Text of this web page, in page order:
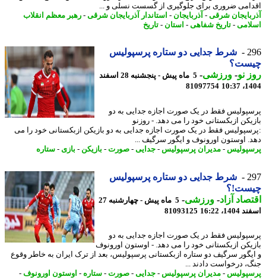
ضروری برای جلوگیری از گسست نسلی و ...
شرقی-آذربایجان-استاندار آذربایجان شرقی-رهبر معظم انقلاب
-تاریخ شفاهی-استان-تاریخ
شرط جدایی دو ستاره پرسپولیس
نو- ورزشی-
5 ماه پیش - پنجشنبه 28 اسفند
81097754
فقط در یک صورت اجازه جدایی به دو
ازبکستانی خود را می دهد. - روزنو
فقط در یک صورت اجازه جدایی به دو بازیکن ازبکستانی خود را می
اوستون اورونوف و ایگور سرگیف ...
-مدیران پرسپولیس-جدایی- صورت- بازیکن -بازی - ستاره
شرط جدایی دو ستاره پرسپولیس
آزاد - ورزشی-
5 ماه پیش - چهارشنبه 27
16:22
81093125
فقط در یک صورت اجازه جدایی به دو
ازبکستانی خود را می دهد. - اوستون اورونوف
سرگیف دو ستاره ازبکستانی پرسپولیس، بعد از ترک ایران به خاطر وقوع
درخواست دادند ...
-مدیران پرسپولیس-جدایی- صورت- ستاره-اوستون اورونوف-